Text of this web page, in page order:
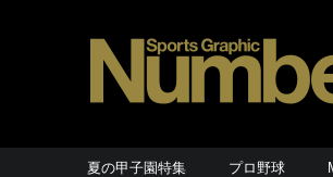
夏の甲子園特集 プロ野球